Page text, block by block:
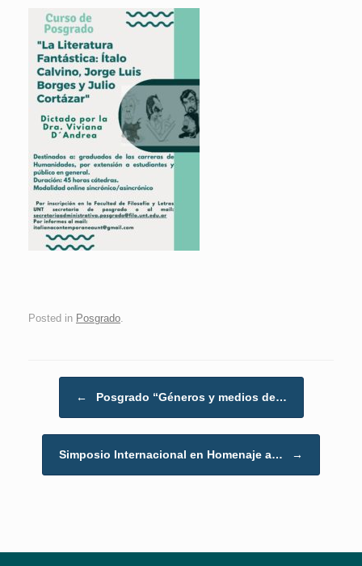
Posted in Posgrado
← Posgrado “Géneros y medios de…
Simposio Internacional en Homenaje a… →